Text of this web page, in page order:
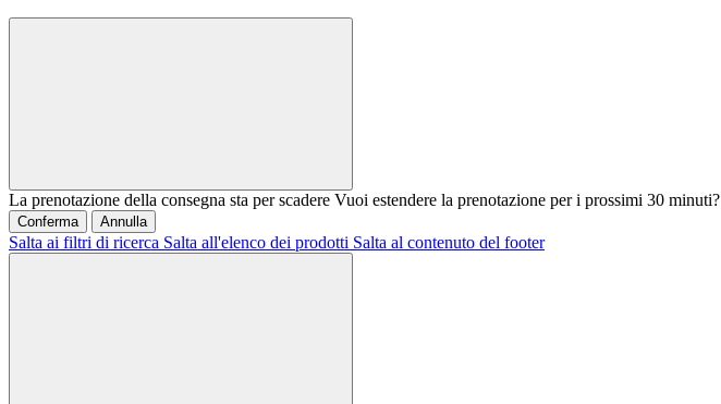
La prenotazione della consegna sta per scadere Vuoi estendere la prenotazione per i prossimi 30 minuti?
Conferma Annulla
Salta ai filtri di ricerca Salta all'elenco dei prodotti Salta al contenuto del footer